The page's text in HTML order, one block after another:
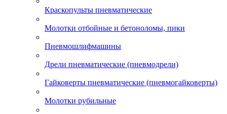
Краскопульты пневматические
Молотки отбойные и бетоноломы, пики
Пневмошлифмашины
Дрели пневматические (пневмодрели)
Гайковерты пневматические (пневмогайковерты)
Молотки рубильные